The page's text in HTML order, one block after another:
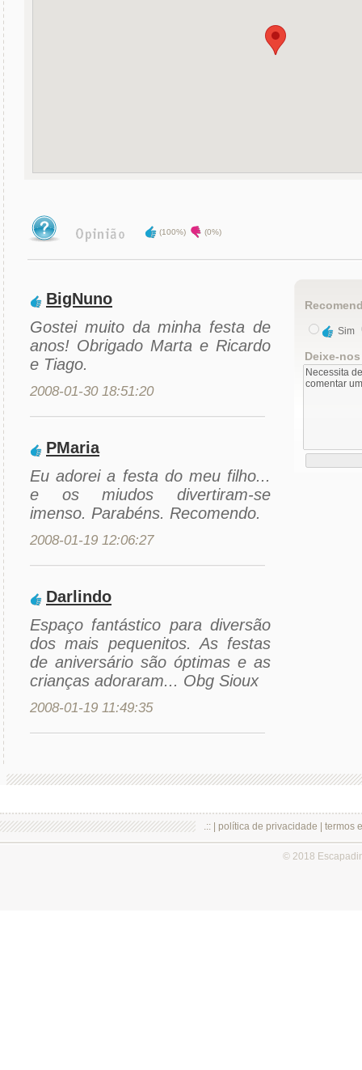
(100%) (0%)
BigNuno
Gostei muito da minha festa de
anos! Obrigado Marta e Ricardo
e Tiago.
2008-01-30 18:51:20
PMaria
Eu adorei a festa do meu filho...
e os miudos divertiram-se
imenso. Parabéns. Recomendo.
2008-01-19 12:06:27
Darlindo
Espaço fantástico para diversão
dos mais pequenitos. As festas
de aniversário são óptimas e as
crianças adoraram... Obg Sioux
2008-01-19 11:49:35
Sim
Deixe-
.:: | política de privacidade termos
© 2018